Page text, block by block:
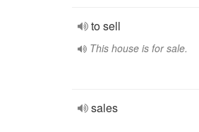
to sell
This house is for sale.
sales